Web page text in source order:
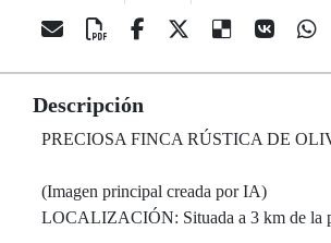
Descripción
PRECIOSA FINCA RÚSTICA DE
(Imagen principal creada por IA)
LOCALIZACIÓN: Situada a 3 km de la